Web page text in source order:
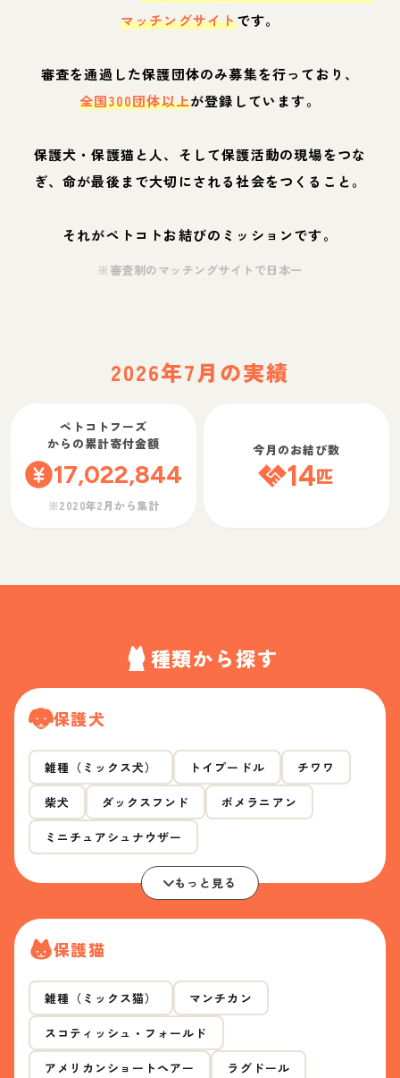
マッチングサイトです。
審査を通過した保護団体のみ募集を行っており、
全国300団体以上が登録しています。
保護犬・保護猫と人、そして保護活動の現場をつな
ぎ、命が最後まで大切にされる社会をつくること。
それがペトコトお結びのミッションです。
※審査制のマッチングサイトで日本一
2026年7月の実績
ペトコトフーズ
からの累計寄付金額
17,022,844
※2020年2月から集計
今月のお結び数
14匹
種類から探す
保護犬
雑種（ミックス犬） トイプードル チワワ
柴犬 ダックスフンド ポメラニアン
ミニチュアシュナウザー
もっと見る
保護猫
雑種（ミックス猫） マンチカン
スコティッシュ・フォールド
アメリカンショートヘアー ラグドール